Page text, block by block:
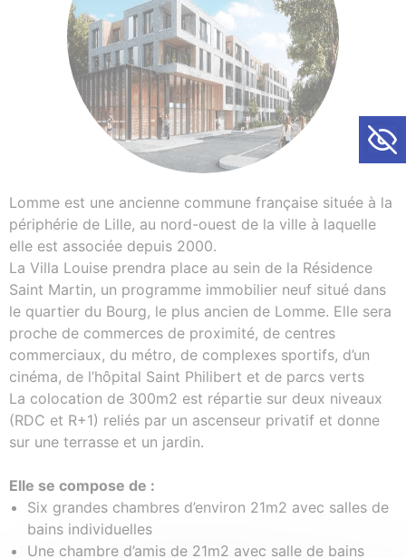
Ouvrir
Lomme est une ancienne commune française située à la
périphérie de Lille, au nord-ouest de la ville à laquelle
elle est associée depuis 2000.
La Villa Louise prendra place au sein de la Résidence
Saint Martin, un programme immobilier neuf situé dans
le quartier du Bourg, le plus ancien de Lomme. Elle sera
proche de commerces de proximité, de centres
commerciaux, du métro, de complexes sportifs, d’un
cinéma, de l’hôpital Saint Philibert et de parcs verts
La colocation de 300m2 est répartie sur deux niveaux
(RDC et R+1) reliés par un ascenseur privatif et donne
sur une terrasse et un jardin.
Elle se compose de :
Six grandes chambres d’environ 21m2 avec salles de
bains individuelles
Une chambre d’amis de 21m2 avec salle de bains